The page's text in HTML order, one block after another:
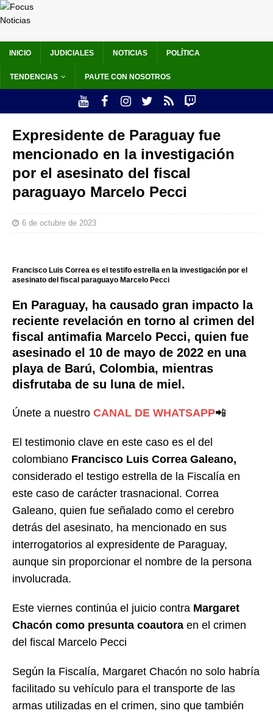
INICIO JUDICIALES NOTICIAS POLÍTICA
TENDENCIAS PAUTE CON NOSOTROS
Expresidente de Paraguay fue
mencionado en la investigación
por el asesinato del fiscal
paraguayo Marcelo Pecci
6 de octubre de 2023
Francisco Luis Correa es el testifo estrella en la investigación por el
asesinato del fiscal paraguayo Marcelo Pecci
En Paraguay, ha causado gran impacto la
reciente revelación en torno al crimen del
fiscal antimafia Marcelo Pecci, quien fue
asesinado el 10 de mayo de 2022 en una
playa de Barú, Colombia, mientras
disfrutaba de su luna de miel.
Únete a nuestro CANAL DE WHATSAPP📲
El testimonio clave en este caso es el del
colombiano Francisco Luis Correa Galeano,
considerado el testigo estrella de la Fiscalía en
este caso de carácter trasnacional. Correa
Galeano, quien fue señalado como el cerebro
detrás del asesinato, ha mencionado en sus
interrogatorios al expresidente de Paraguay,
aunque sin proporcionar el nombre de la persona
involucrada.
Este viernes continúa el juicio contra Margaret
Chacón como presunta coautora en el crimen
del fiscal Marcelo Pecci
Según la Fiscalía, Margaret Chacón no solo habría
facilitado su vehículo para el transporte de las
armas utilizadas en el crimen, sino que también